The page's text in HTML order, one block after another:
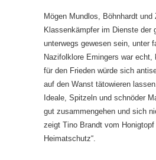
Mögen Mundlos, Böhnhardt und
Klassenkämpfer im Dienste der
unterwegs gewesen sein, unter
Nazifolklore Emingers war echt,
für den Frieden würde sich
auf den Wanst tätowieren
Ideale, Spitzeln und schnöder
gut zusammengehen und sich
zeigt Tino Brandt vom Honigtopf
Heimatschutz“.